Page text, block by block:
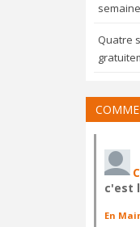
Quatre
c'est
En